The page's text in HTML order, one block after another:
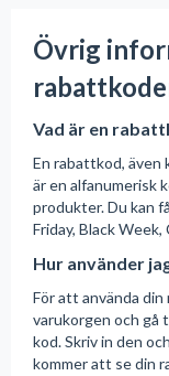
Övrig
Vad är en
En rabattkod, även
är en alfanumerisk
produkter. Du kan
Friday, Black
Hur använder
För att använda
varukorgen och gå
kod. Skriv in den
kommer att se din